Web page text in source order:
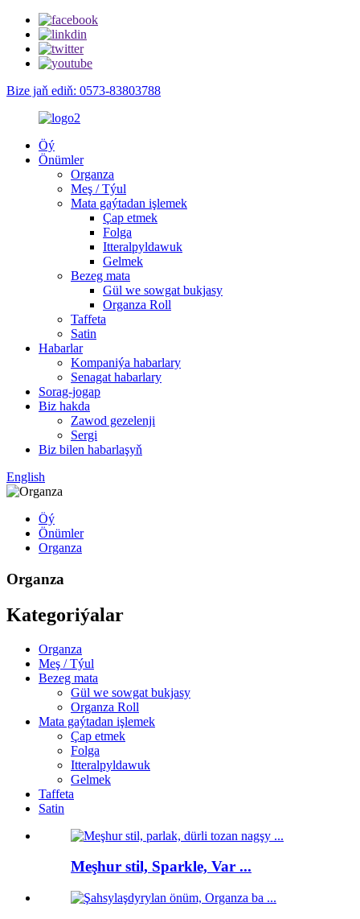
Bize jaň ediň: 0573-83803788
Öý
Önümler
Organza
Meş / Týul
Mata gaýtadan işlemek
Çap etmek
Folga
Itteralpyldawuk
Gelmek
Bezeg mata
Gül we sowgat bukjasy
Organza Roll
Taffeta
Satin
Habarlar
Kompaniýa habarlary
Senagat habarlary
Sorag-jogap
Biz hakda
Zawod gezelenji
Sergi
Biz bilen habarlaşyň
English
Öý
Önümler
Organza
Organza
Kategoriýalar
Organza
Meş / Týul
Bezeg mata
Gül we sowgat bukjasy
Organza Roll
Mata gaýtadan işlemek
Çap etmek
Folga
Itteralpyldawuk
Gelmek
Taffeta
Satin
Meşhur stil, Sparkle, Var ...